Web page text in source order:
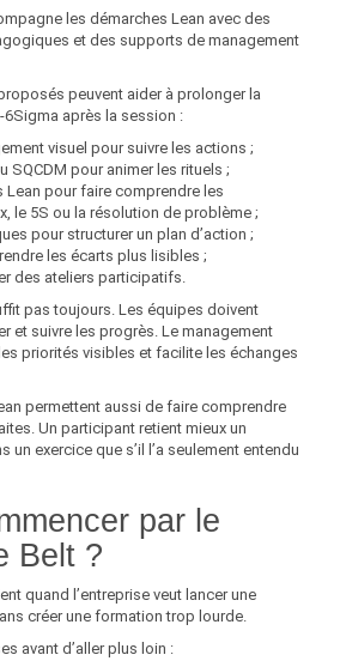
les démarches Lean avec des
et des supports de management
peuvent aider à prolonger la
après la session :
visuel pour suivre les actions ;
SQCDM pour animer les rituels ;
pour faire comprendre les
le 5S ou la résolution de problème ;
pour structurer un plan d’action ;
les écarts plus lisibles ;
des ateliers participatifs.
pas toujours. Les équipes doivent
et suivre les progrès. Le management
priorités visibles et facilite les échanges
permettent aussi de faire comprendre
Un participant retient mieux un
un exercice que s’il l’a seulement entendu
par le
Belt ?
quand l’entreprise veut lancer une
créer une formation trop lourde.
avant d’aller plus loin :